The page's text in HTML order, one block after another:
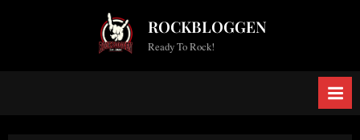
ROCKBLOGGEN
Ready To Rock!